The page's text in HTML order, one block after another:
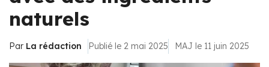
naturels
Par La rédaction Publié le 2 mai 2025 MAJ le 11 juin 2025